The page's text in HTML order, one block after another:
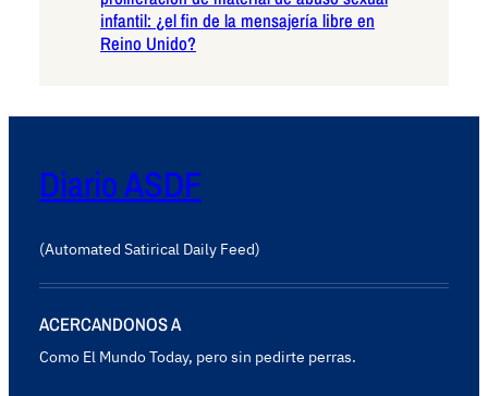
infantil: ¿el fin de la mensajería libre en
Reino Unido?
Diario ASDF
(Automated Satirical Daily Feed)
ACERCANDONOS A
Como El Mundo Today, pero sin pedirte perras.